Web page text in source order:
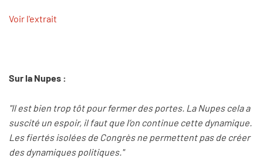
Voir l'extrait
Sur la Nupes :
"Il est bien trop tôt pour fermer des portes. La Nupes cela a
suscité un espoir, il faut que l’on continue cette dynamique.
Les fiertés isolées de Congrès ne permettent pas de créer
des dynamiques politiques."